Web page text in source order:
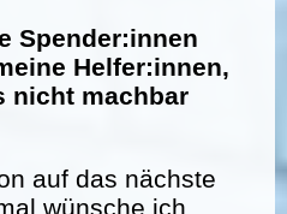
Spender:innen
Helfer:innen,
nicht machbar
auf das nächste
wünsche ich